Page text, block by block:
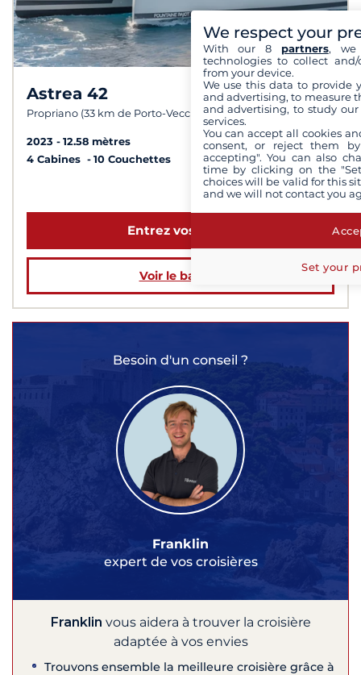
Astrea 42
Propriano (33 km de Porto-Vecchio)
8,7 / 10
2023
12.58 mètres
4 Cabines
10 Couchettes
à partir de 4 459 €
Entrez vos dates
Voir le bateau
Besoin d'un conseil ?
Franklin
expert de vos croisières
Franklin vous aidera à trouver la croisière
adaptée à vos envies
Trouvons ensemble la meilleure croisière grâce à
We respect your
With our 8 partners, we
technologies to collect
from your device.
We use this data to provide
and advertising, to measure
and advertising, to study
services.
You can accept all cookies
consent, or reject them
accepting". You can also
time by clicking on the
choices will be valid for this
and we will not contact you
Set your